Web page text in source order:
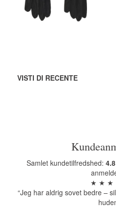
Vedi tutte le
VISTI DI RECENTE
Samlet kundetilfredshed: 4.8
★ ★ ★
“Jeg har aldrig sovet bedre –